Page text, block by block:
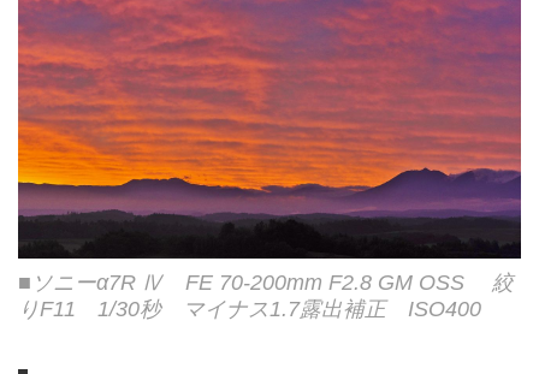
■ソニーα7R Ⅳ FE 70-200mm F2.8 GM OSS 絞
りF11 1/30秒 マイナス1.7露出補正 ISO400